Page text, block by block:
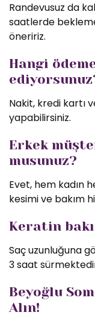
Randevusuz da
saatlerde
öneririz.
Hangi
Nakit, kredi kartı
yapabilirsiniz.
Erkek
musunuz?
Evet, hem kadın
kesimi ve bakım
Keratin
Saç uzunluğuna
3 saat
Beyoğlu
Alın!